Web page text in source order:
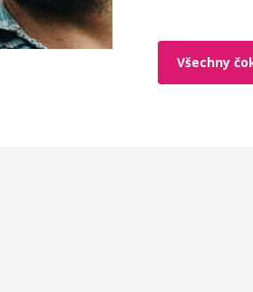
Všechny